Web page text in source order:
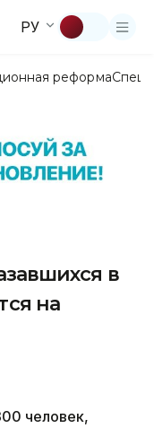
РУ
реформа
в
на
человек,